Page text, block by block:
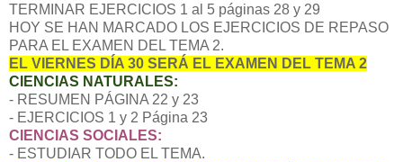
TERMINAR EJERCICIOS 1 al 5 páginas 28 y 29
HOY SE HAN MARCADO LOS EJERCICIOS DE REPASO
PARA EL EXAMEN DEL TEMA 2.
EL VIERNES DÍA 30 SERÁ EL EXAMEN DEL TEMA 2
CIENCIAS NATURALES:
- RESUMEN PÁGINA 22 y 23
- EJERCICIOS 1 y 2 Página 23
CIENCIAS SOCIALES:
- ESTUDIAR TODO EL TEMA.